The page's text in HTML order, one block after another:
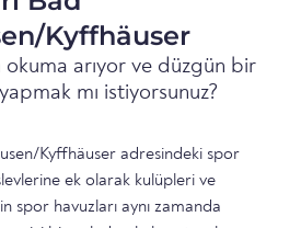
Kyffhäuser
arıyor ve düzgün bir
mı istiyorsunuz?
Kyffhäuser adresindeki spor
ek olarak kulüpleri ve
spor havuzları aynı zamanda